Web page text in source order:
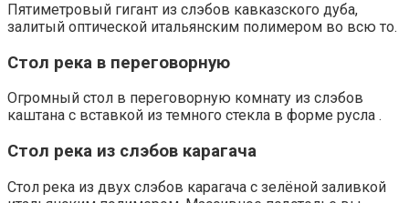
Пятиметровый гигант из слэбов кавказского дуба,
залитый оптической итальянским полимером во всю то.
Стол река в переговорную
Огромный стол в переговорную комнату из слэбов
каштана с вставкой из темного стекла в форме русла .
Стол река из слэбов карагача
Стол река из двух слэбов карагача с зелёной заливкой